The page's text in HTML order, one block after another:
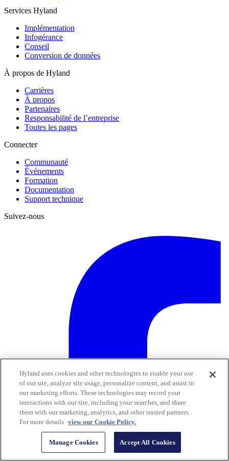
Services Hyland
Implémentation
Infogérance
Conseil
Conversion de données
À propos de Hyland
Carrières
À propos
Partenaires
Responsabilité de l’entreprise
Toutes les pages
Connecter
Communauté
Événements
Formation
Documentation
Support technique
Suivez-nous
Hyland uses cookies and other technologies to enable your use
of our site, analyze site usage, personalize content, and assist in
our marketing efforts. These technologies may record your
interactions with our site, including your searches, and share
them with our marketing, analytics, and other trusted partners.
For more details view our Cookie Policy.
Manage Cookies Accept All Cookies